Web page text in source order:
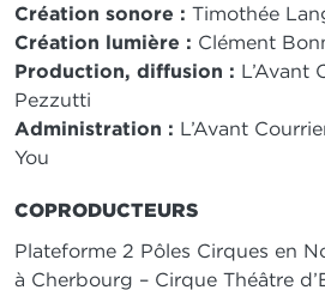
Création sonore : Timothée
Création lumière : Clément
Production, diffusion : L’Avant
Pezzutti
Administration : L’Avant
You
COPRODUCTEURS
Plateforme 2 Pôles Cirques en
à Cherbourg – Cirque Théâtre